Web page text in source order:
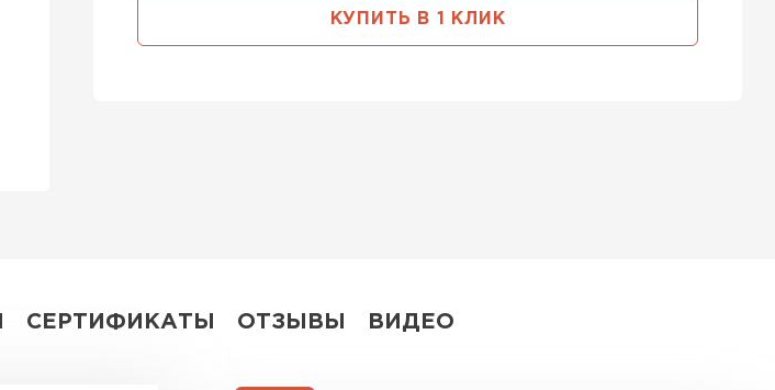
КУПИТЬ В 1 КЛИК
СЕРТИФИКАТЫ ОТЗЫВЫ ВИДЕО